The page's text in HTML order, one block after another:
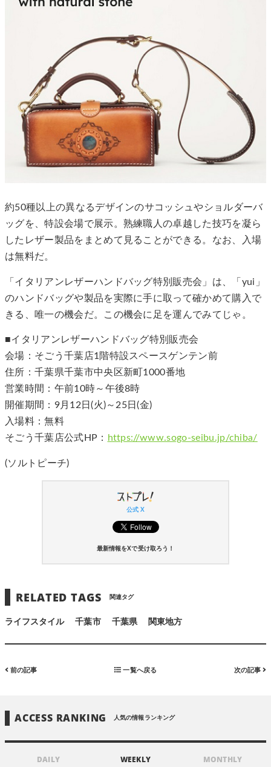
約50種以上の異なるデザインのサコッシュやショルダーバ
ッグを、特設会場で展示。熟練職人の卓越した技巧を凝ら
したレザー製品をまとめて見ることができる。なお、入場
は無料だ。
「イタリアンレザーハンドバッグ特別販売会」は、「yui」
のハンドバッグや製品を実際に手に取って確かめて購入で
きる、唯一の機会だ。この機会に足を運んでみてじゃ。
■イタリアンレザーハンドバッグ特別販売会
会場：そごう千葉店1階特設スペースゲンテン前
住所：千葉県千葉市中央区新町1000番地
営業時間：午前10時～午後8時
開催期間：9月12日(火)～25日(金)
入場料：無料
そごう千葉店公式HP：
https://www.sogo-seibu.jp/chiba/
(ソルトピーチ)
公式 X
最新情報をXで受け取ろう！
RELATED TAGS 関連タグ
ライフスタイル 千葉市 千葉県 関東地方
前の記事 一覧へ戻る 次の記事
ACCESS RANKING 人気の情報ランキング
DAILY WEEKLY MONTHLY